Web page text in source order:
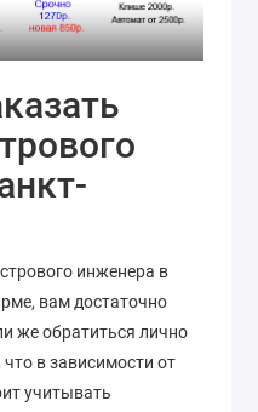
инженера в
вам достаточно
же обратиться лично
что в зависимости от
учитывать